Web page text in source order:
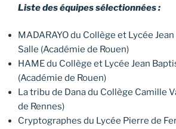
Liste des équipes sélectionnées :
MADARAYO du Collège et Lycée
Salle (Académie de Rouen)
HAME du Collège et Lycée Jean
(Académie de Rouen)
La tribu de Dana du Collège Camille
de Rennes)
Cryptographes du Lycée Pierre de